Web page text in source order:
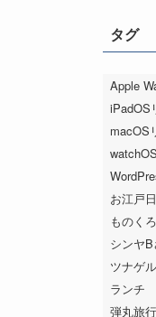
ータグ
Apple
iPadOS
macOS
お江戸
ものく
シンヤ
ツナゲ
ランチ
弾丸旅行